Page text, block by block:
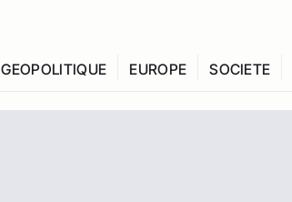
GEOPOLITIQUE EUROPE SOCIETE